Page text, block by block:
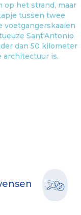
op het strand, maar
tussen twee
voetgangerskaaien
Sant'Antonio
dan 50 kilometer
architectuur is.